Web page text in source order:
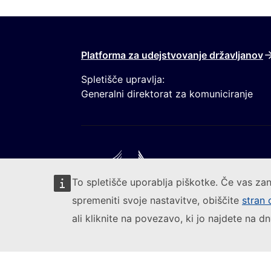
To spletišče uporablja piškotke. Če vas
spremeniti svoje nastavitve, obiščite stran
ali kliknite na povezavo, ki jo najdete na
Platforma za udejstvovanje državljanov
Spletišče upravlja:
Generalni direktorat za komuniciranje
Sledite Evropski komisiji
Prijavite ranljivost informacijskega